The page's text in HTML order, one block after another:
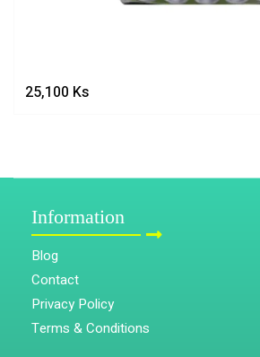
25,100 Ks
Information
Blog
Contact
Privacy Policy
Terms & Conditions